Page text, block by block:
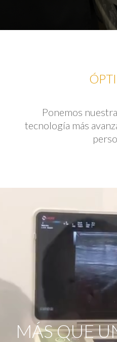
Ponemos
tecnología más
MÁS QUE